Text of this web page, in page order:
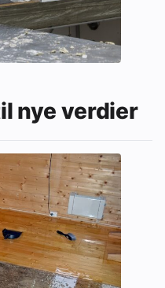
nye verdier